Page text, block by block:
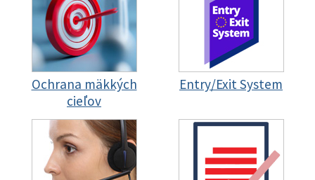
Ochrana mäkkých
cieľov
Entry/Exit System